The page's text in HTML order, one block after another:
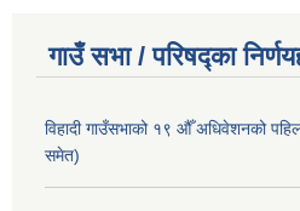
गाउँ सभा / परिषद्का
विहादी गाउँसभाको १९ औँ अधिवेशनको
समेत)